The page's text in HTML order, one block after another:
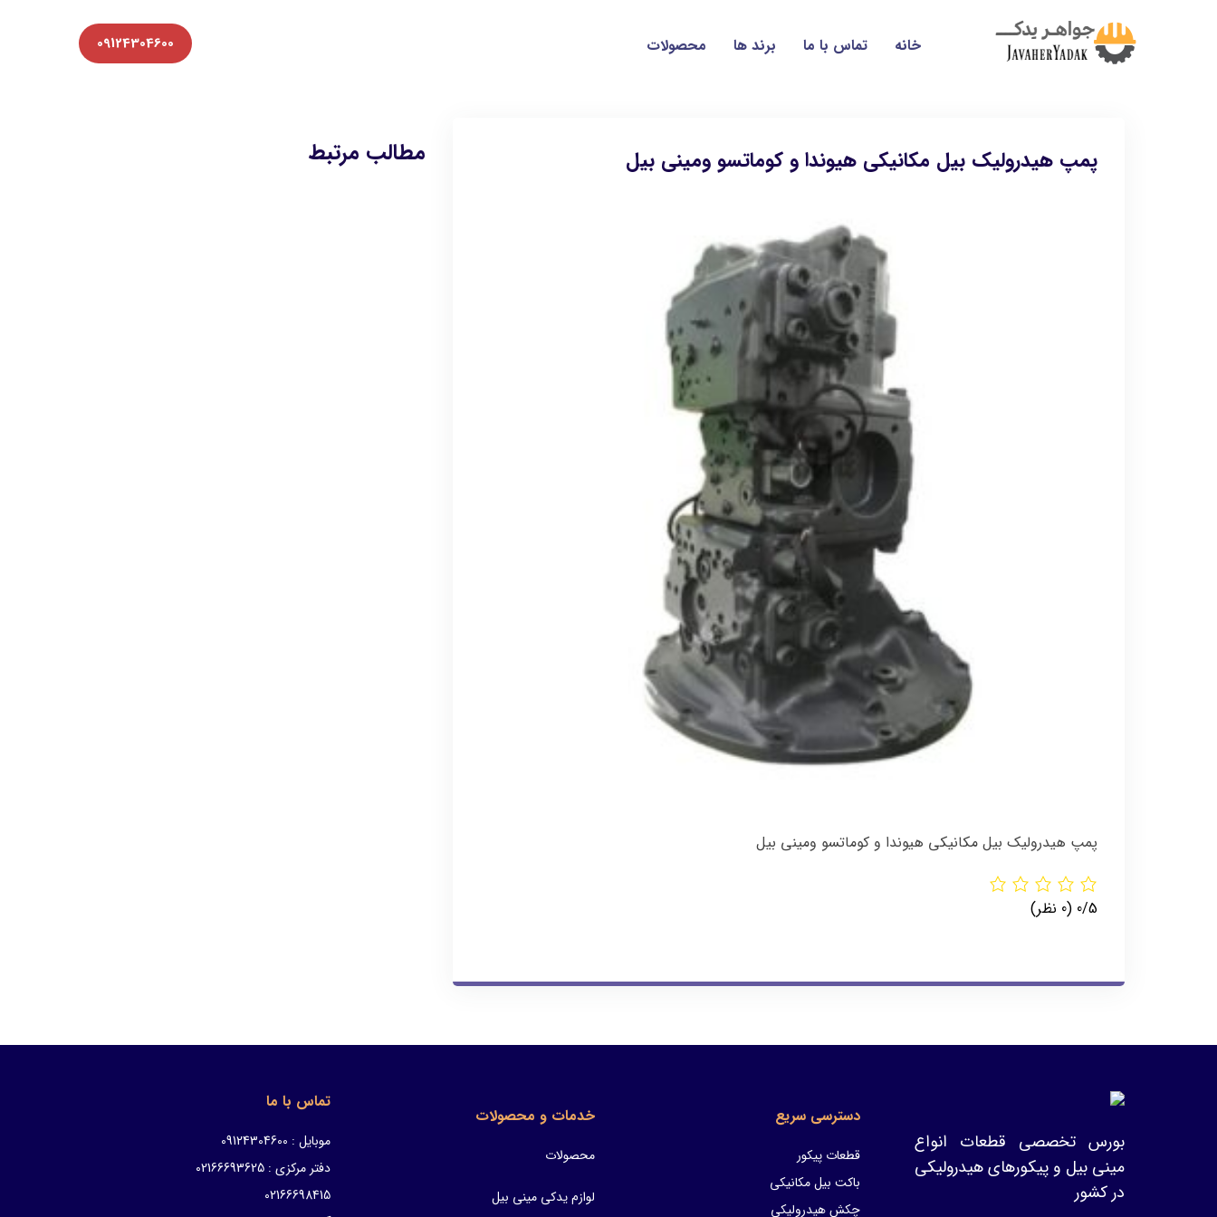
خانه تماس با ما برند ها محصولات 09124304600
پمپ هیدرولیک بیل مکانیکی هیوندا و کوماتسو ومینی بیل
پمپ هیدرولیک بیل مکانیکی هیوندا و کوماتسو ومینی بیل
‫0/5 ‫(0 نظر)
مطالب مرتبط
بورس تخصصی قطعات انواع
مینی بیل و پیکورهای هیدرولیکی
در کشور
دسترسی سریع
قطعات پیکور
باکت بیل مکانیکی
چکش هیدرولیکی
خدمات و محصولات
محصولات
لوازم یدکی مینی بیل
تماس با ما
موبایل : 09124304600
دفتر مرکزی : 02166693625
02166698415